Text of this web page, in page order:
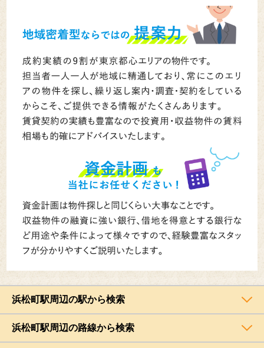
浜松町駅周辺の駅から検索
浜松町駅周辺の路線から検索